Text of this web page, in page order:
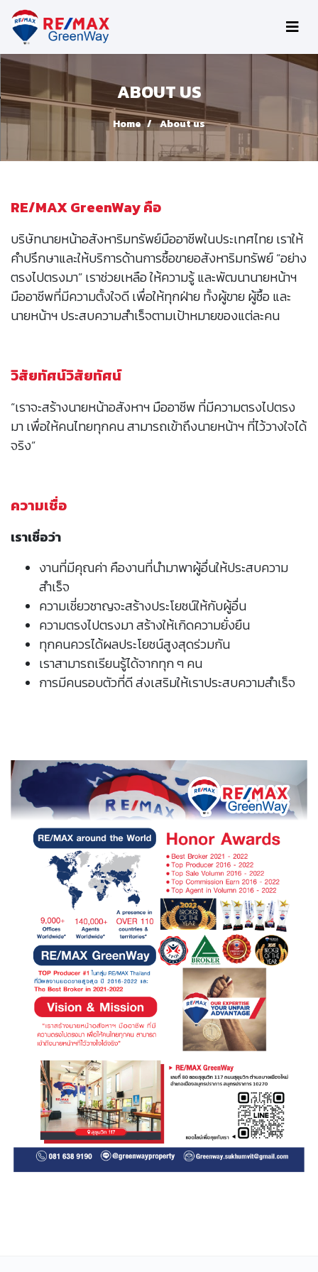
ABOUT US
Home About us
RE/MAX GreenWay คือ
บริษัทนายหน้าอสังหาริมทรัพย์มืออาชีพในประเทศไทย เราให้
คำปรึกษาและให้บริการด้านการซื้อขายอสังหาริมทรัพย์ “อย่าง
ตรงไปตรงมา” เราช่วยเหลือ ให้ความรู้ และพัฒนานายหน้าฯ
มืออาชีพที่มีความตั้งใจดี เพื่อให้ทุกฝ่าย ทั้งผู้ขาย ผู้ซื้อ และ
นายหน้าฯ ประสบความสำเร็จตามเป้าหมายของแต่ละคน
วิสัยทัศน์วิสัยทัศน์
“เราจะสร้างนายหน้าอสังหาฯ มืออาชีพ ที่มีความตรงไปตรง
มา เพื่อให้คนไทยทุกคน สามารถเข้าถึงนายหน้าฯ ที่ไว้วางใจได้
จริง”
ความเชื่อ
เราเชื่อว่า
งานที่มีคุณค่า คืองานที่นำมาพาผู้อื่นให้ประสบความ
สำเร็จ
ความเชี่ยวชาญจะสร้างประโยชน์ให้กับผู้อื่น
ความตรงไปตรงมา สร้างให้เกิดความยั่งยืน
ทุกคนควรได้ผลประโยชน์สูงสุดร่วมกัน
เราสามารถเรียนรู้ได้จากทุก ๆ คน
การมีคนรอบตัวที่ดี ส่งเสริมให้เราประสบความสำเร็จ